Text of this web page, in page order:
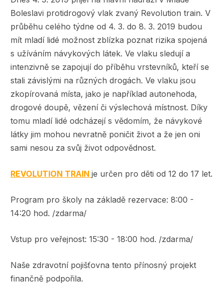
Boleslavi protidrogový vlak zvaný Revolution train. V
průběhu celého týdne od 4. 3. do 8. 3. 2019 budou
mít mladí lidé možnost zblízka poznat rizika spojená
s užíváním návykových látek. Ve vlaku sledují a
intenzivně se zapojují do příběhu vrstevníků, kteří se
stali závislými na různých drogách. Ve vlaku jsou
zkopírovaná místa, jako je například autonehoda,
drogové doupě, vězení či výslechová místnost. Díky
tomu mladí lidé odcházejí s vědomím, že návykové
látky jim mohou nevratně poničit život a že jen oni
sami nesou za svůj život odpovědnost.
REVOLUTION TRAIN je určen pro děti od 12 do 17 let.
Program pro školy na základě rezervace: 8:00 -
14:20 hod. /zdarma/
Vstup pro veřejnost: 15:30 - 18:00 hod. /zdarma/
Naše zdravotní pojišťovna tento přínosný projekt
finančně podpořila.